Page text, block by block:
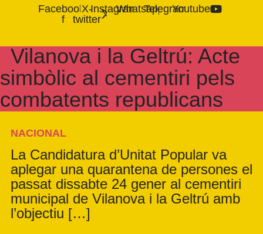
Facebook-
f
X-
twitter
InstagramWhatsappTelegramYoutube
Vilanova i la Geltrú: Acte
simbòlic al cementiri pels
combatents republicans
NACIONAL
La Candidatura d’Unitat Popular va
aplegar una quarantena de persones el
passat dissabte 24 gener al cementiri
municipal de Vilanova i la Geltrú amb
l’objectiu […]